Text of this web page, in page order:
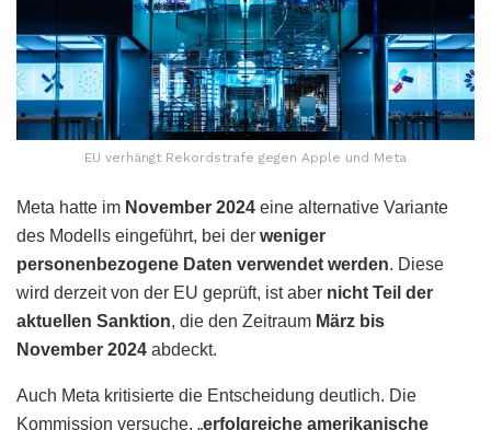
EU verhängt Rekordstrafe gegen Apple und Meta
Meta hatte im November 2024 eine alternative Variante
des Modells eingeführt, bei der weniger
personenbezogene Daten verwendet werden. Diese
wird derzeit von der EU geprüft, ist aber nicht Teil der
aktuellen Sanktion, die den Zeitraum März bis
November 2024 abdeckt.
Auch Meta kritisierte die Entscheidung deutlich. Die
Kommission versuche, „erfolgreiche amerikanische